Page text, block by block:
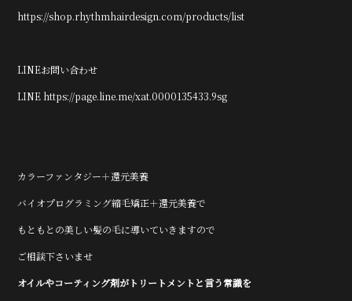
https://shop.rhythmhairdesign.com/products/list
LINEお問い合わせ
LINE https://page.line.me/xat.0000135433.9sg
カラーファンタジー＋還元美養
バイオプログラミング縮毛矯正＋還元美養で
もともとの美しい髪の毛に導いていきますので
ご相談下さいませ
オイルやコーティング剤がトリートメントと言う常識を